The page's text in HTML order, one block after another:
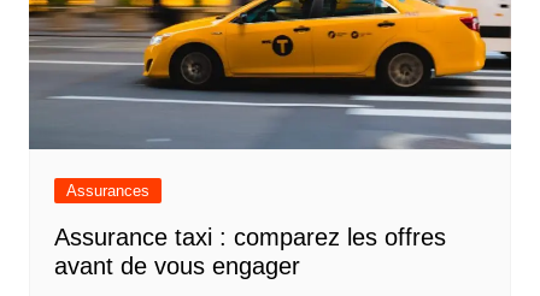
Assurances
Assurance taxi : comparez les offres
avant de vous engager